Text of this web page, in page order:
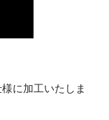
に加工いたしま